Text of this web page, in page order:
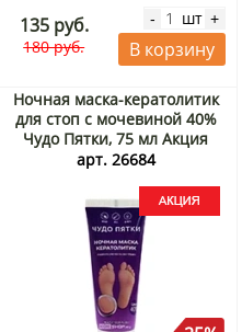
135 руб.
180 руб.
- шт +
В корзину
Ночная маска-кератолитик
для стоп с мочевиной 40%
Чудо Пятки, 75 мл Акция
арт. 26684